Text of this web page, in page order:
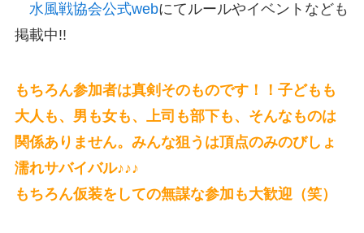
水風戦協会公式webにてルールやイベントなども
掲載中!!
もちろん参加者は真剣そのものです！！子どもも
大人も、男も女も、上司も部下も、そんなものは
関係ありません。みんな狙うは頂点のみのびしょ
濡れサバイバル♪♪♪
もちろん仮装をしての無謀な参加も大歓迎（笑）